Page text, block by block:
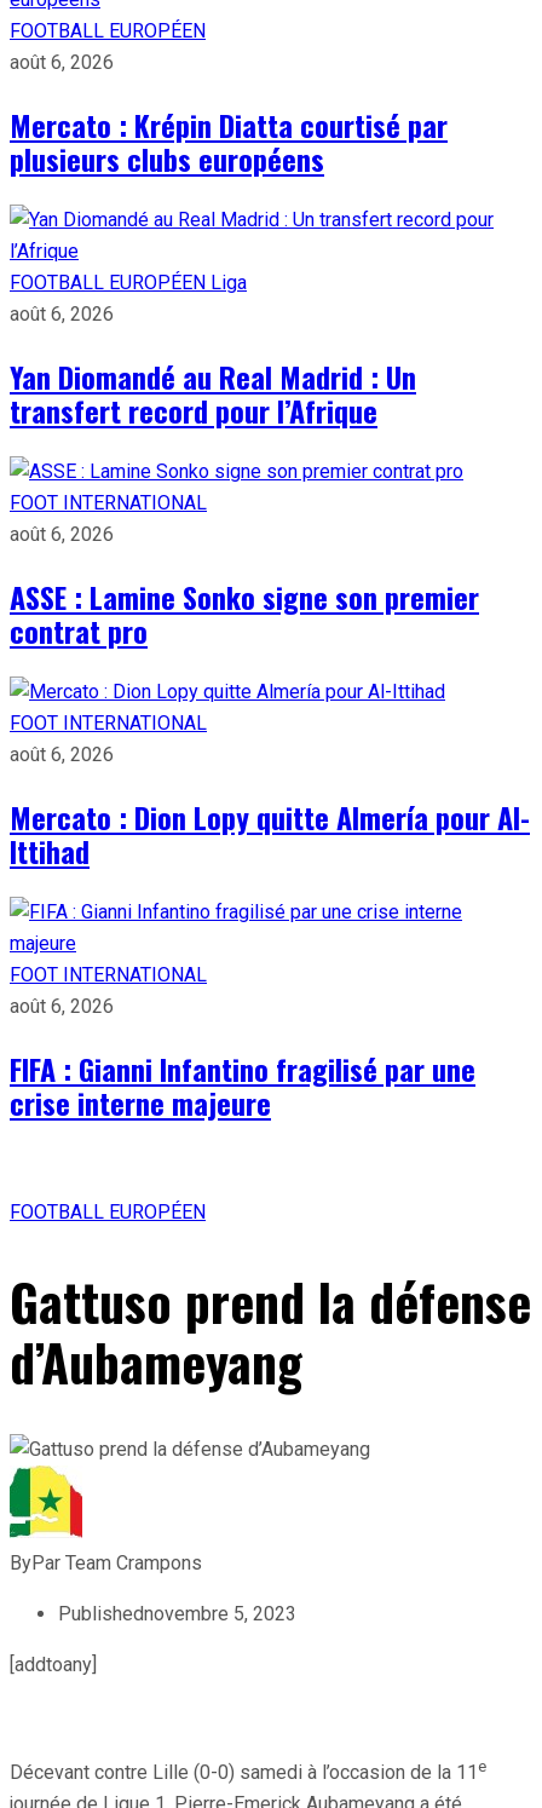
FOOTBALL EUROPÉEN
août 6, 2026
Mercato : Krépin Diatta courtisé par
plusieurs clubs européens
FOOTBALL EUROPÉEN Liga
août 6, 2026
Yan Diomandé au Real Madrid : Un
transfert record pour l’Afrique
FOOT INTERNATIONAL
août 6, 2026
ASSE : Lamine Sonko signe son premier
contrat pro
FOOT INTERNATIONAL
août 6, 2026
Mercato : Dion Lopy quitte Almería pour Al-
Ittihad
FOOT INTERNATIONAL
août 6, 2026
FIFA : Gianni Infantino fragilisé par une
crise interne majeure
FOOTBALL EUROPÉEN
Gattuso prend la défense
d’Aubameyang
ByPar Team Crampons
Publishednovembre 5, 2023
[addtoany]
Décevant contre Lille (0-0) samedi à l’occasion de la 11e